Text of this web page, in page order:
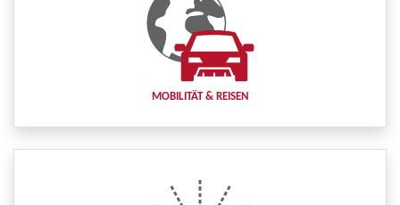
MOBILITÄT & REISEN